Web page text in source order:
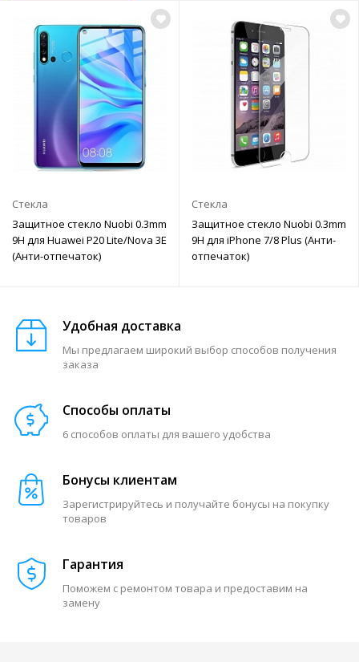
Стекла
Защитное стекло Nuobi 0.3mm
9H для Huawei P20 Lite/Nova 3E
(Анти-отпечаток)
Стекла
Защитное стекло Nuobi 0.3mm
9H для iPhone 7/8 Plus (Анти-
отпечаток)
Удобная доставка
Мы предлагаем широкий выбор способов получения
заказа
Способы оплаты
6 способов оплаты для вашего удобства
Бонусы клиентам
Зарегистрируйтесь и получайте бонусы на покупку
товаров
Гарантия
Поможем с ремонтом товара и предоставим на
замену